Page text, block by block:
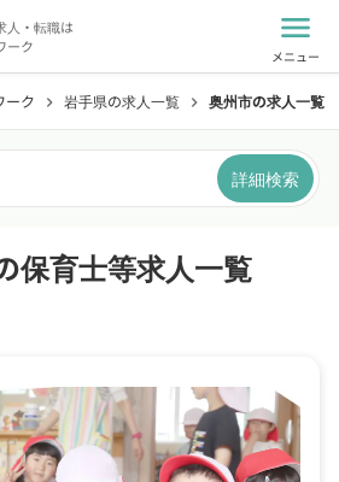
人・転職は
ーク
menu
メニュー
ーク chevron_right 岩手県の求人一覧 chevron_right 奥州市の求人一覧
詳細検索
保育士等求人一覧